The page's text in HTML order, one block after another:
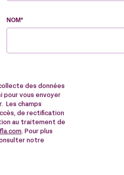
NOM*
des données
pour vous envoyer
Les champs
de rectification
au traitement de
. Pour plus
notre